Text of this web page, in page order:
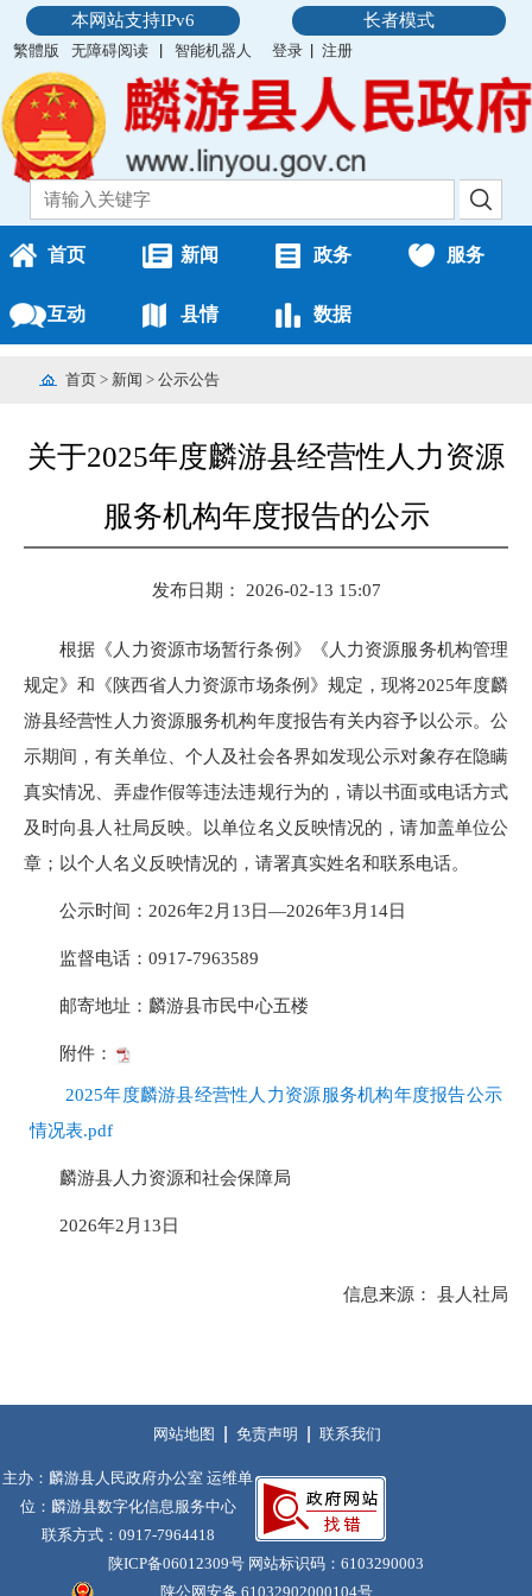
本网站支持IPv6 长者模式
繁體版 无障碍阅读 智能机器人 登录 注册
首页 新闻 政务 服务
互动 县情 数据
首页 > 新闻 > 公示公告
关于2025年度麟游县经营性人力资源
服务机构年度报告的公示
发布日期： 2026-02-13 15:07
根据《人力资源市场暂行条例》《人力资源服务机构管理
规定》和《陕西省人力资源市场条例》规定，现将2025年度麟
游县经营性人力资源服务机构年度报告有关内容予以公示。公
示期间，有关单位、个人及社会各界如发现公示对象存在隐瞒
真实情况、弄虚作假等违法违规行为的，请以书面或电话方式
及时向县人社局反映。以单位名义反映情况的，请加盖单位公
章；以个人名义反映情况的，请署真实姓名和联系电话。
公示时间：2026年2月13日—2026年3月14日
监督电话：0917-7963589
邮寄地址：麟游县市民中心五楼
附件：
2025年度麟游县经营性人力资源服务机构年度报告公示
情况表.pdf
麟游县人力资源和社会保障局
2026年2月13日
信息来源： 县人社局
网站地图 免责声明 联系我们
主办：麟游县人民政府办公室 运维单
位：麟游县数字化信息服务中心
联系方式：0917-7964418
陕ICP备06012309号 网站标识码：6103290003
陕公网安备 61032902000104号